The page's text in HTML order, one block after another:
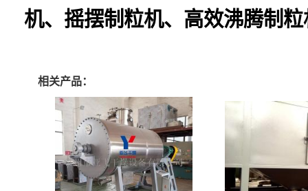
机、摇摆制粒机、高效沸腾制
相关产品：